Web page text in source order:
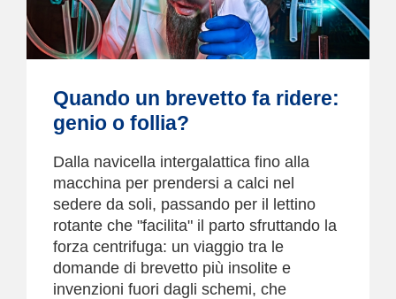
Quando un brevetto fa ridere:
genio o follia?
Dalla navicella intergalattica fino alla
macchina per prendersi a calci nel
sedere da soli, passando per il lettino
rotante che "facilita" il parto sfruttando la
forza centrifuga: un viaggio tra le
domande di brevetto più insolite e
invenzioni fuori dagli schemi, che